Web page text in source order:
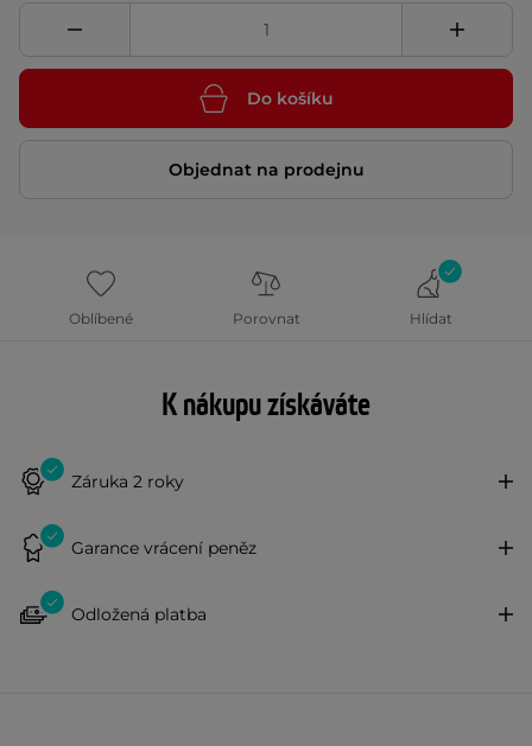
Do košíku
Objednat na prodejnu
Oblíbené Porovnat Hlídat
K nákupu získáváte
Záruka 2 roky
Garance vrácení peněz
Odložená platba